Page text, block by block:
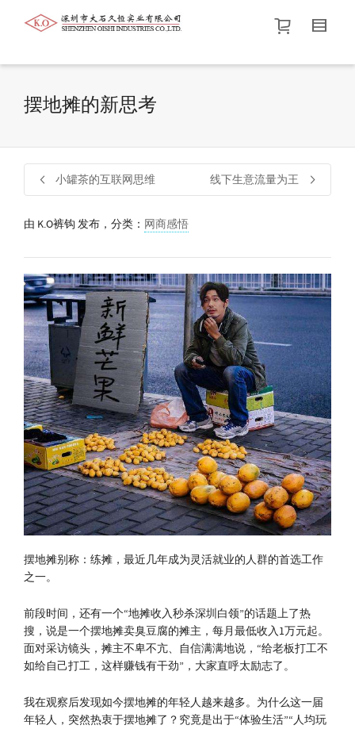
帮我查找新的衬衫尺码
价格介于
摆地摊的新思考
小罐茶的互联网思维 线下生意流量为王
由 K.O裤钩 发布，分类： 网商感悟
摆地摊别称：练摊，最近几年成为灵活就业的人群的首选工作
之一。
前段时间，还有一个“地摊收入秒杀深圳白领”的话题上了热
搜，说是一个摆地摊卖臭豆腐的摊主，每月最低收入1万元起。
面对采访镜头，摊主不卑不亢、自信满满地说，“给老板打工不
如给自己打工，这样赚钱有干劲”，大家直呼太励志了。
我在观察后发现如今摆地摊的年轻人越来越多。为什么这一届
年轻人，突然热衷于摆地摊了？究竟是出于“体验生活”“人均玩